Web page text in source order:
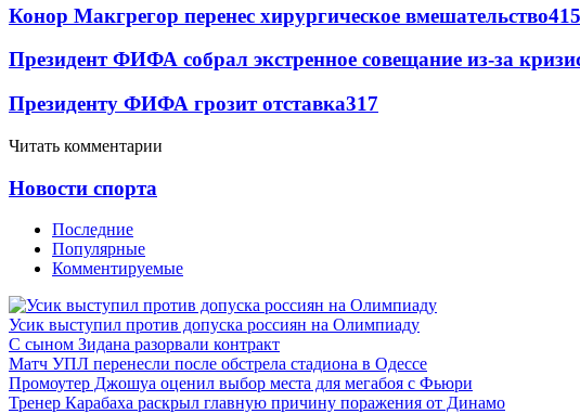
Конор Макгрегор перенес хирургическое вмешательство415
Президент ФИФА собрал экстренное совещание из-за
Президенту ФИФА грозит отставка317
Читать комментарии
Новости спорта
Последние
Популярные
Комментируемые
Усик выступил против допуска россиян на Олимпиаду
С сыном Зидана разорвали контракт
Матч УПЛ перенесли после обстрела стадиона в Одессе
Промоутер Джошуа оценил выбор места для мегабоя с Фьюри
Тренер Карабаха раскрыл главную причину поражения от Динамо